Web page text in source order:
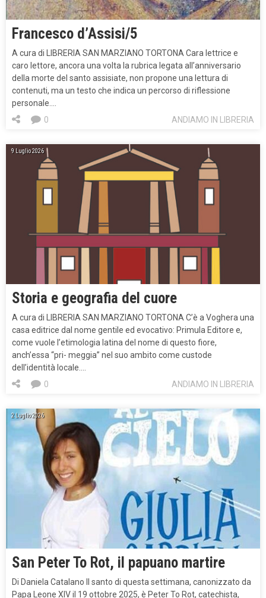
Francesco d’Assisi/5
A cura di LIBRERIA SAN MARZIANO TORTONA Cara lettrice e
caro lettore, ancora una volta la rubrica legata all’anniversario
della morte del santo assisiate, non propone una lettura di
contenuti, ma un testo che indica un percorso di riflessione
personale….
ANDIAMO IN LIBRERIA
0
9 Luglio 2026
Storia e geografia del cuore
A cura di LIBRERIA SAN MARZIANO TORTONA C’è a Voghera una
casa editrice dal nome gentile ed evocativo: Primula Editore e,
come vuole l’etimologia latina del nome di questo fiore,
anch’essa “pri- meggia” nel suo ambito come custode
dell’identità locale….
ANDIAMO IN LIBRERIA
0
2 Luglio 2026
San Peter To Rot, il papuano martire
Di Daniela Catalano Il santo di questa settimana, canonizzato da
Papa Leone XIV il 19 ottobre 2025, è Peter To Rot, catechista,